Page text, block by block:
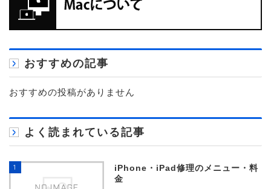
おすすめの記事
おすすめの投稿がありません
よく読まれている記事
1
iPhone・iPad修理のメニュー・料
金